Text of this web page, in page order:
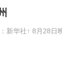
新华社↑ 8月28日